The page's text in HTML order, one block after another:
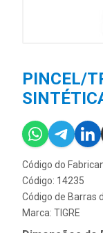
PINCEL/
Código do
Código: 14235
Código de Barras
Marca: TIGRE